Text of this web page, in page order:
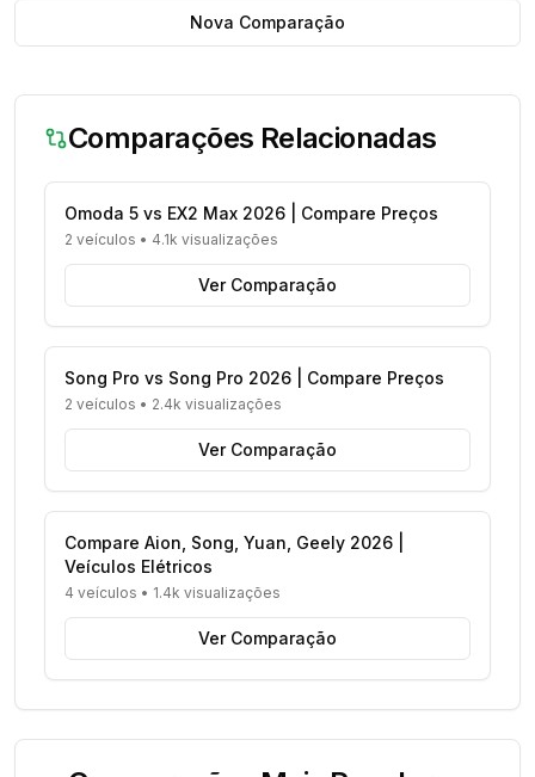
Nova Comparação
Comparações Relacionadas
Omoda 5 vs EX2 Max 2026 | Compare Preços
2 veículos • 4.1k visualizações
Ver Comparação
Song Pro vs Song Pro 2026 | Compare Preços
2 veículos • 2.4k visualizações
Ver Comparação
Compare Aion, Song, Yuan, Geely 2026 |
Veículos Elétricos
4 veículos • 1.4k visualizações
Ver Comparação